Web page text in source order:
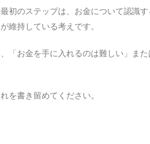
初のステップは、お金について認識
維持している考えです。
「お金を手に入れるのは難しい」ま
を書き留めてください。